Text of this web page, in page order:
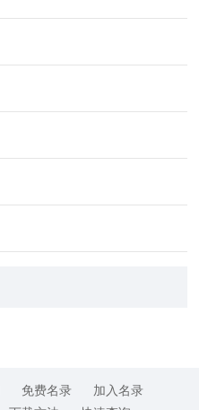
免费名录
加入名录